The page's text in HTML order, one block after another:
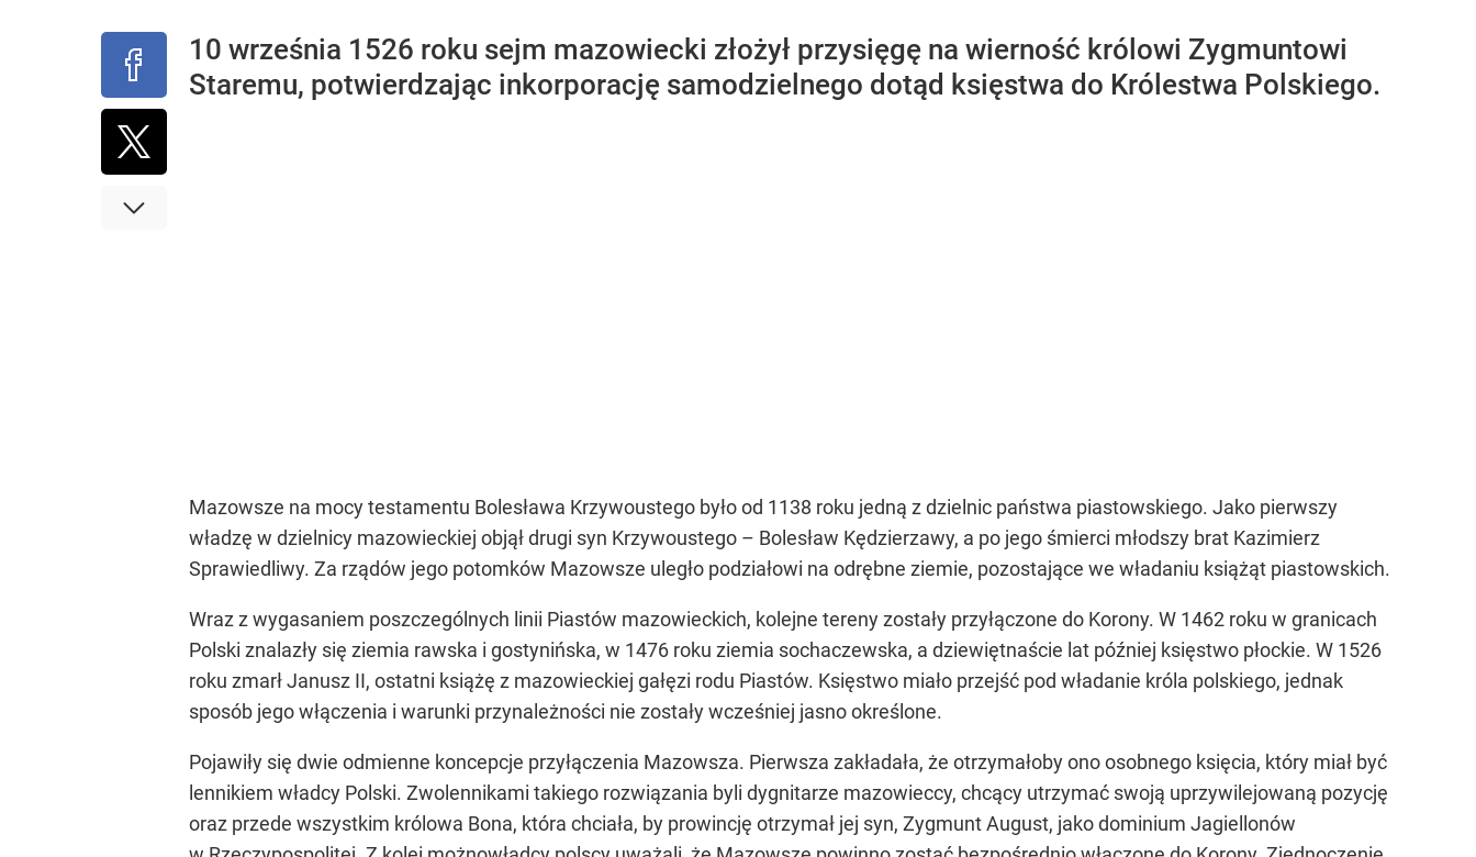
10 września 1526 roku sejm mazowiecki złożył przysięgę na wierność królowi Zygmuntowi
Staremu, potwierdzając inkorporację samodzielnego dotąd księstwa do Królestwa Polskiego.
Mazowsze na mocy testamentu Bolesława Krzywoustego było od 1138 roku jedną z dzielnic państwa piastowskiego. Jako pierwszy
władzę w dzielnicy mazowieckiej objął drugi syn Krzywoustego – Bolesław Kędzierzawy, a po jego śmierci młodszy brat Kazimierz
Sprawiedliwy. Za rządów jego potomków Mazowsze uległo podziałowi na odrębne ziemie, pozostające we władaniu książąt piastowskich.
Wraz z wygasaniem poszczególnych linii Piastów mazowieckich, kolejne tereny zostały przyłączone do Korony. W 1462 roku w granicach
Polski znalazły się ziemia rawska i gostynińska, w 1476 roku ziemia sochaczewska, a dziewiętnaście lat później księstwo płockie. W 1526
roku zmarł Janusz II, ostatni książę z mazowieckiej gałęzi rodu Piastów. Księstwo miało przejść pod władanie króla polskiego, jednak
sposób jego włączenia i warunki przynależności nie zostały wcześniej jasno określone.
Pojawiły się dwie odmienne koncepcje przyłączenia Mazowsza. Pierwsza zakładała, że otrzymałoby ono osobnego księcia, który miał być
lennikiem władcy Polski. Zwolennikami takiego rozwiązania byli dygnitarze mazowieccy, chcący utrzymać swoją uprzywilejowaną pozycję
oraz przede wszystkim królowa Bona, która chciała, by prowincję otrzymał jej syn, Zygmunt August, jako dominium Jagiellonów